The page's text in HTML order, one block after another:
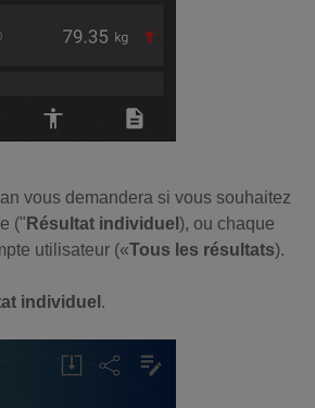
vous demandera si vous souhaitez
(" Résultat individuel ), ou chaque
utilisateur («Tous les résultats).
individuel .